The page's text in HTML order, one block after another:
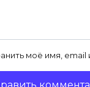
моё имя,